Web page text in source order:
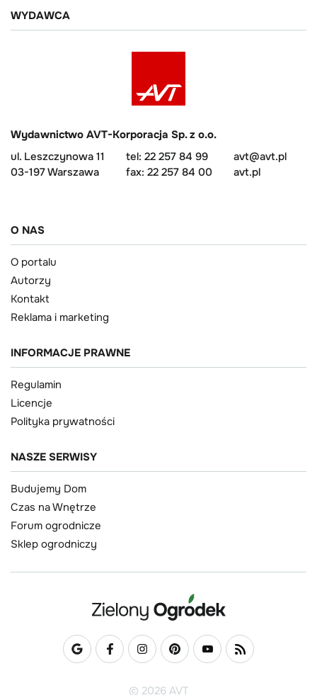
WYDAWCA
Wydawnictwo AVT-Korporacja Sp. z o.o.
ul. Leszczynowa 11
03-197 Warszawa
tel: 22 257 84 99
fax: 22 257 84 00
avt@avt.pl
avt.pl
O NAS
O portalu
Autorzy
Kontakt
Reklama i marketing
INFORMACJE PRAWNE
Regulamin
Licencje
Polityka prywatności
NASZE SERWISY
Budujemy Dom
Czas na Wnętrze
Forum ogrodnicze
Sklep ogrodniczy
© 2026 AVT